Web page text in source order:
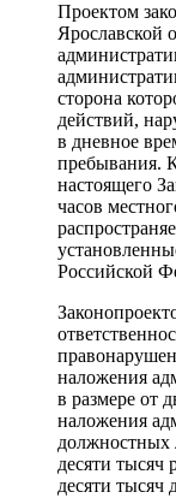
Проектом
Ярославской
сторона
действий,
в дневное
пребывания.
настоящего
часов
Российской
наложения
в размере от
наложения
должностных
десяти тысяч
десяти тысяч